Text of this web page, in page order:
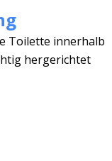
Toilette innerhalb
hergerichtet